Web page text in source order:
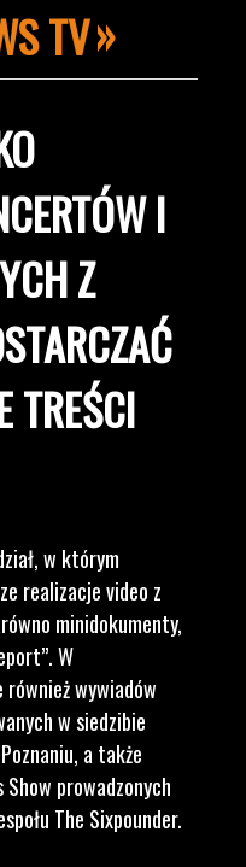
TV
I
Z
TREŚCI
w którym
realizacje video z
minidokumenty,
W
wywiadów
w siedzibie
a także
prowadzonych
The Sixpounder.